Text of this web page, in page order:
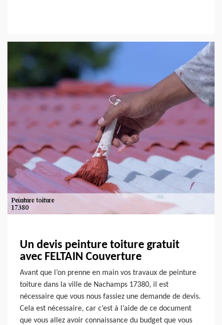
Un devis peinture toiture gratuit
avec FELTAIN Couverture
Avant que l’on prenne en main vos travaux de peinture
toiture dans la ville de Nachamps 17380, il est
nécessaire que vous nous fassiez une demande de devis.
Cela est nécessaire, car c’est à l’aide de ce document
que vous allez avoir connaissance du budget que vous